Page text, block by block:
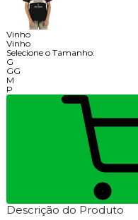
Vinho
Vinho
Selecione o Tamanho:
G
GG
M
P
Descrição do Produto